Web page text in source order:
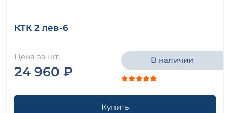
КТК 2 лев-6
Цена за шт.
24 960 ₽
В наличии
Купить